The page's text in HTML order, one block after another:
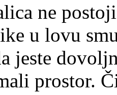
ne
u lovu
jeste
prostor.